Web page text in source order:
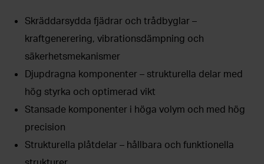
Skräddarsydda fjädrar och trådbyglar –
kraftgenerering, vibrationsdämpning och
säkerhetsmekanismer
Djupdragna komponenter – strukturella delar med
hög styrka och optimerad vikt
Stansade komponenter i höga volym och med hög
precision
Strukturella plåtdelar – hållbara och funktionella